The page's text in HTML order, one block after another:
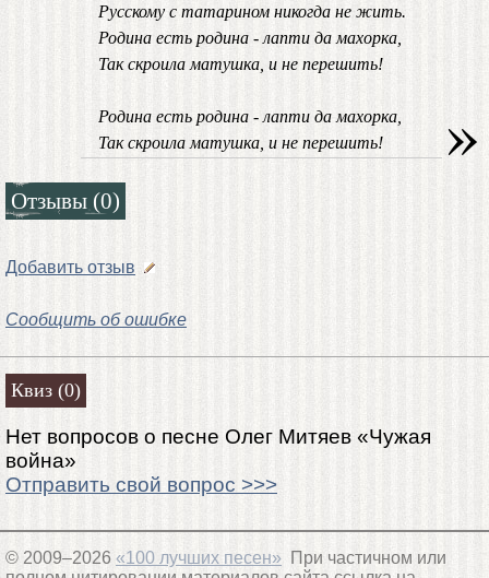
Русскому с татарином никогда не жить.
Родина есть родина - лапти да махорка,
Так скроила матушка, и не перешить!
Родина есть родина - лапти да махорка,
Так скроила матушка, и не перешить!
»
Отзывы (0)
Добавить отзыв
Сообщить об ошибке
Квиз (0)
Нет вопросов о песне Олег Митяев «Чужая
война»
Отправить свой вопрос >>>
© 2009–2026 «100 лучших песен» При частичном или